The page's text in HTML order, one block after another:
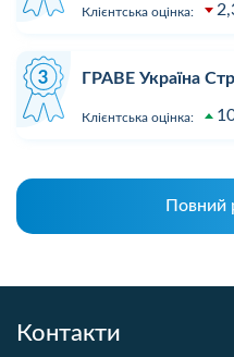
Клієнтська оцінка:
ГРАВЕ Україна
Клієнтська оцінка:
Повний
Контакти